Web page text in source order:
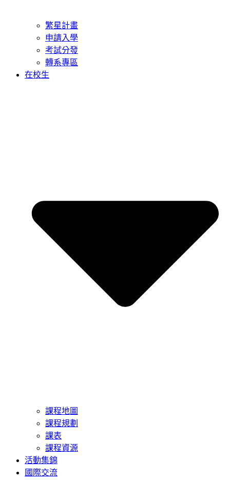
繁星計畫
申請入學
考試分發
轉系專區
在校生
課程地圖
課程規劃
課表
課程資源
活動集錦
國際交流